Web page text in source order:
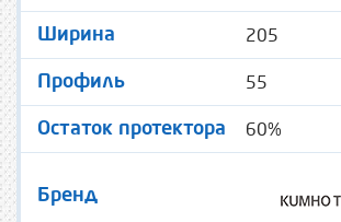
Ширина 205
Профиль 55
Остаток протектора 60%
Бренд